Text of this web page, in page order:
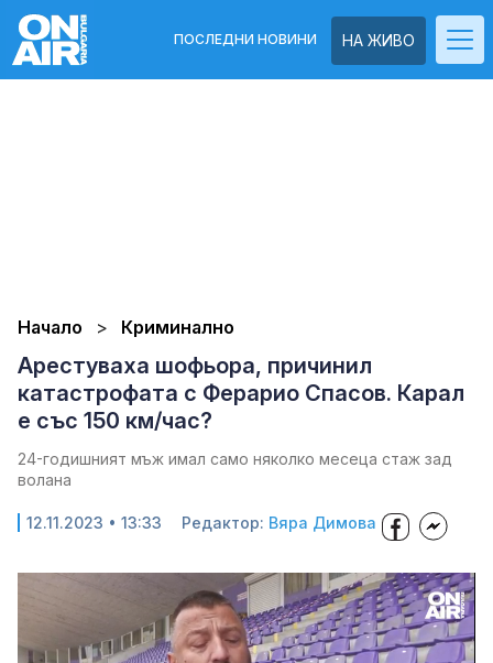
НА ЖИВО
ПОСЛЕДНИ НОВИНИ
Начало Криминално
Арестуваха шофьора, причинил
катастрофата с Ферарио Спасов. Карал
е със 150 км/час?
24-годишният мъж имал само няколко месеца стаж зад
волана
12.11.2023 • 13:33 Редактор: Вяра Димова